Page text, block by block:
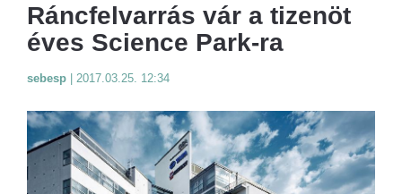
Ráncfelvarrás vár a tizenöt
éves Science Park-ra
sebesp 2017.03.25. 12:34